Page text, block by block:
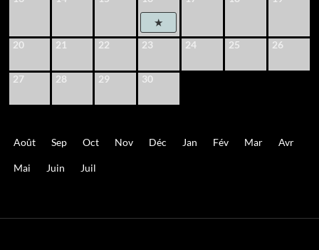
20 21 22 23 24 25 26
27 28 29 30
Août Sep Oct Nov Déc Jan Fév Mar Avr
Mai Juin Juil